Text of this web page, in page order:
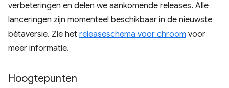
verbeteringen en delen we aankomende releases. Alle
lanceringen zijn momenteel beschikbaar in de nieuwste
bètaversie. Zie het releaseschema voor chroom voor
meer informatie.
Hoogtepunten